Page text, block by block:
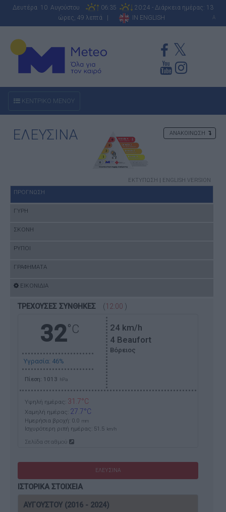
Δευτέρα 10 Αυγούστου 06:35
20:24 - Διάρκεια ημέρας: 13
ώρες, 49 λεπτά |
IN ENGLISH A
ΚΕΝΤΡΙΚΟ ΜΕΝΟΥ
ΕΛΕΥΣΙΝΑ ΑΝΑΚΟΙΝΩΣΗ
ΕΚΤΥΠΩΣΗ | ENGLISH VERSION
ΠΡΟΓΝΩΣΗ
ΓΥΡΗ
ΣΚΟΝΗ
ΡΥΠΟΙ
ΓΡΑΦΗΜΑΤΑ
ΕΙΚΟΝΙΔΙΑ
ΤΡΕΧΟΥΣΕΣ ΣΥΝΘΗΚΕΣ (12:00 )
32°C
Υγρασία: 46%
Πίεση: 1013 hPa
24 km/h
4 Beaufort
Βόρειος
Υψηλή ημέρας: 31.7°C
Χαμηλή ημέρας: 27.7°C
Ημερήσια βροχή: 0.0 mm
Ισχυρότερη ριπή ημέρας: 51.5 km/h
Σελίδα σταθμού
ΕΛΕΥΣΙΝΑ
ΙΣΤΟΡΙΚΑ ΣΤΟΙΧΕΙΑ
ΑΥΓΟΥΣΤΟΥ (2016 - 2024)